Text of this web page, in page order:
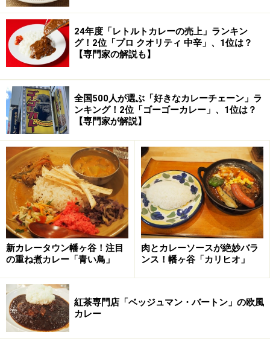
24年度「レトルトカレーの売上」ランキン
グ！2位「プロ クオリティ 中辛」、1位は？
【専門家の解説も】
全国500人が選ぶ「好きなカレーチェーン」ラ
ンキング！2位「ゴーゴーカレー」、1位は？
【専門家が解説】
新カレータウン幡ヶ谷！注目
の重ね煮カレー「青い鳥」
肉とカレーソースが絶妙バラ
ンス！幡ヶ谷「カリヒオ」
紅茶専門店「ベッジュマン・バートン」の欧風
カレー